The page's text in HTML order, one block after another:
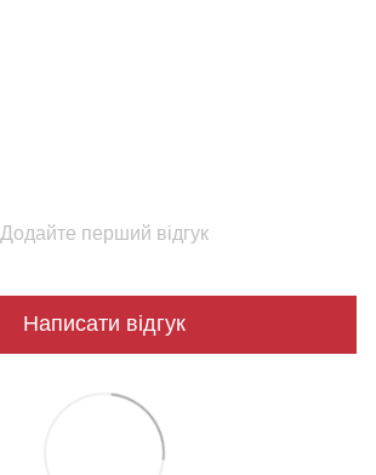
Додайте перший відгук
Написати відгук